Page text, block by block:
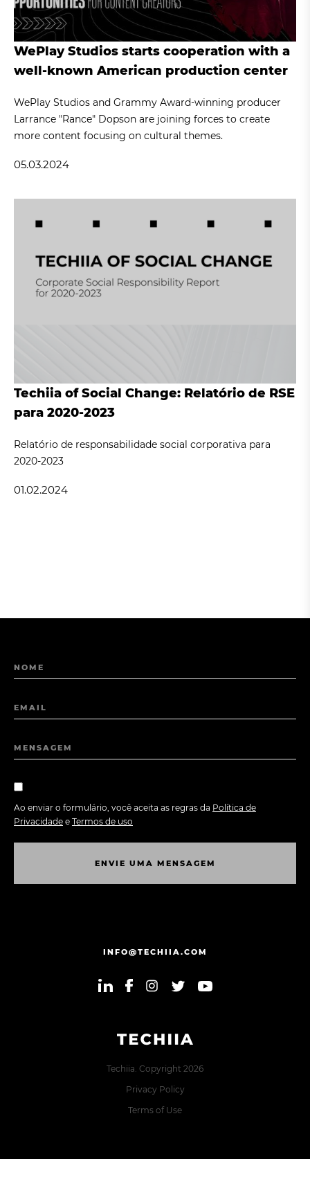
WePlay Studios starts cooperation with a
well-known American production center
WePlay Studios and Grammy Award-winning producer
Larrance "Rance" Dopson are joining forces to create
more content focusing on cultural themes.
05.03.2024
Techiia of Social Change: Relatório de RSE
para 2020-2023
Relatório de responsabilidade social corporativa para
2020-2023
01.02.2024
Techiia. Copyright 2026
Privacy Policy
Terms of Use
NOME
EMAIL
MENSAGEM
Ao enviar o formulário, você aceita as regras da Política de
Privacidade e Termos de uso
EN VI E U M A M EN SAGEM
INFO@TECHIIA.COM